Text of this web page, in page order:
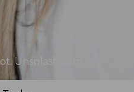
fot. Unsplash.com